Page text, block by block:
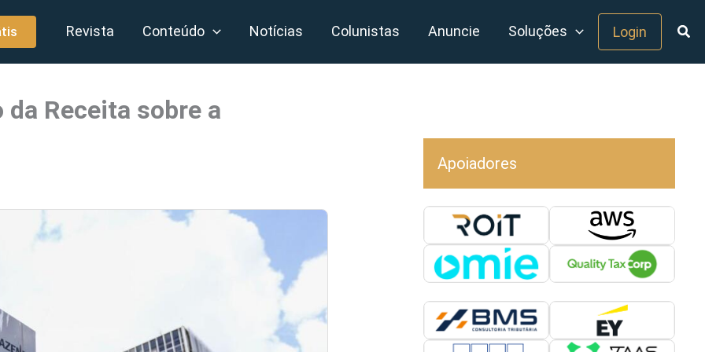
Revista Conteúdo Notícias Colunistas Anuncie Soluções Login
da Receita sobre a
Apoiadores